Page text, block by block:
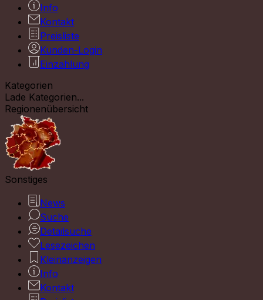
Info
Kontakt
Preisliste
Kunden-Login
Einzahlung
Kategorien
Lade Kategorien...
Regionenübersicht
Sonstiges
News
Suche
Detailsuche
Lesezeichen
Kleinanzeigen
Info
Kontakt